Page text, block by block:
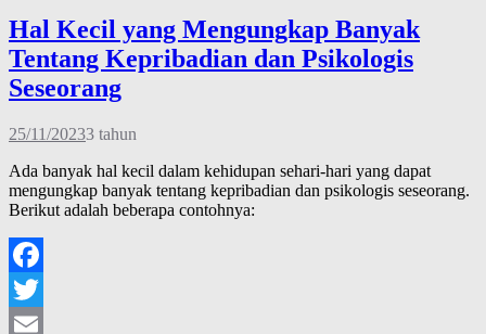
Hal Kecil yang Mengungkap Banyak
Tentang Kepribadian dan Psikologis
Seseorang
25/11/20233 tahun
Ada banyak hal kecil dalam kehidupan sehari-hari yang dapat
mengungkap banyak tentang kepribadian dan psikologis seseorang.
Berikut adalah beberapa contohnya:
Facebook
Twitter